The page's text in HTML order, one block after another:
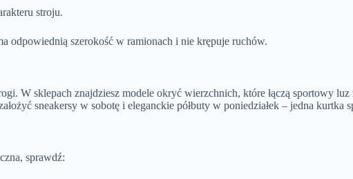
stroju.
odpowiednią szerokość w ramionach i nie krępuje ruchów.
W sklepach znajdziesz modele okryć wierzchnich, które łączą sportowy
sneakersy w sobotę i eleganckie półbuty w poniedziałek – jedna kurtka
sprawdź: